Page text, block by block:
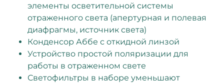
элементы осветительной системы
отраженного света (апертурная и полевая
диафрагмы, источник света)
Конденсор Аббе с откидной линзой
Устройство простой поляризации для
работы в отраженном свете
Светофильтры в наборе уменьшают